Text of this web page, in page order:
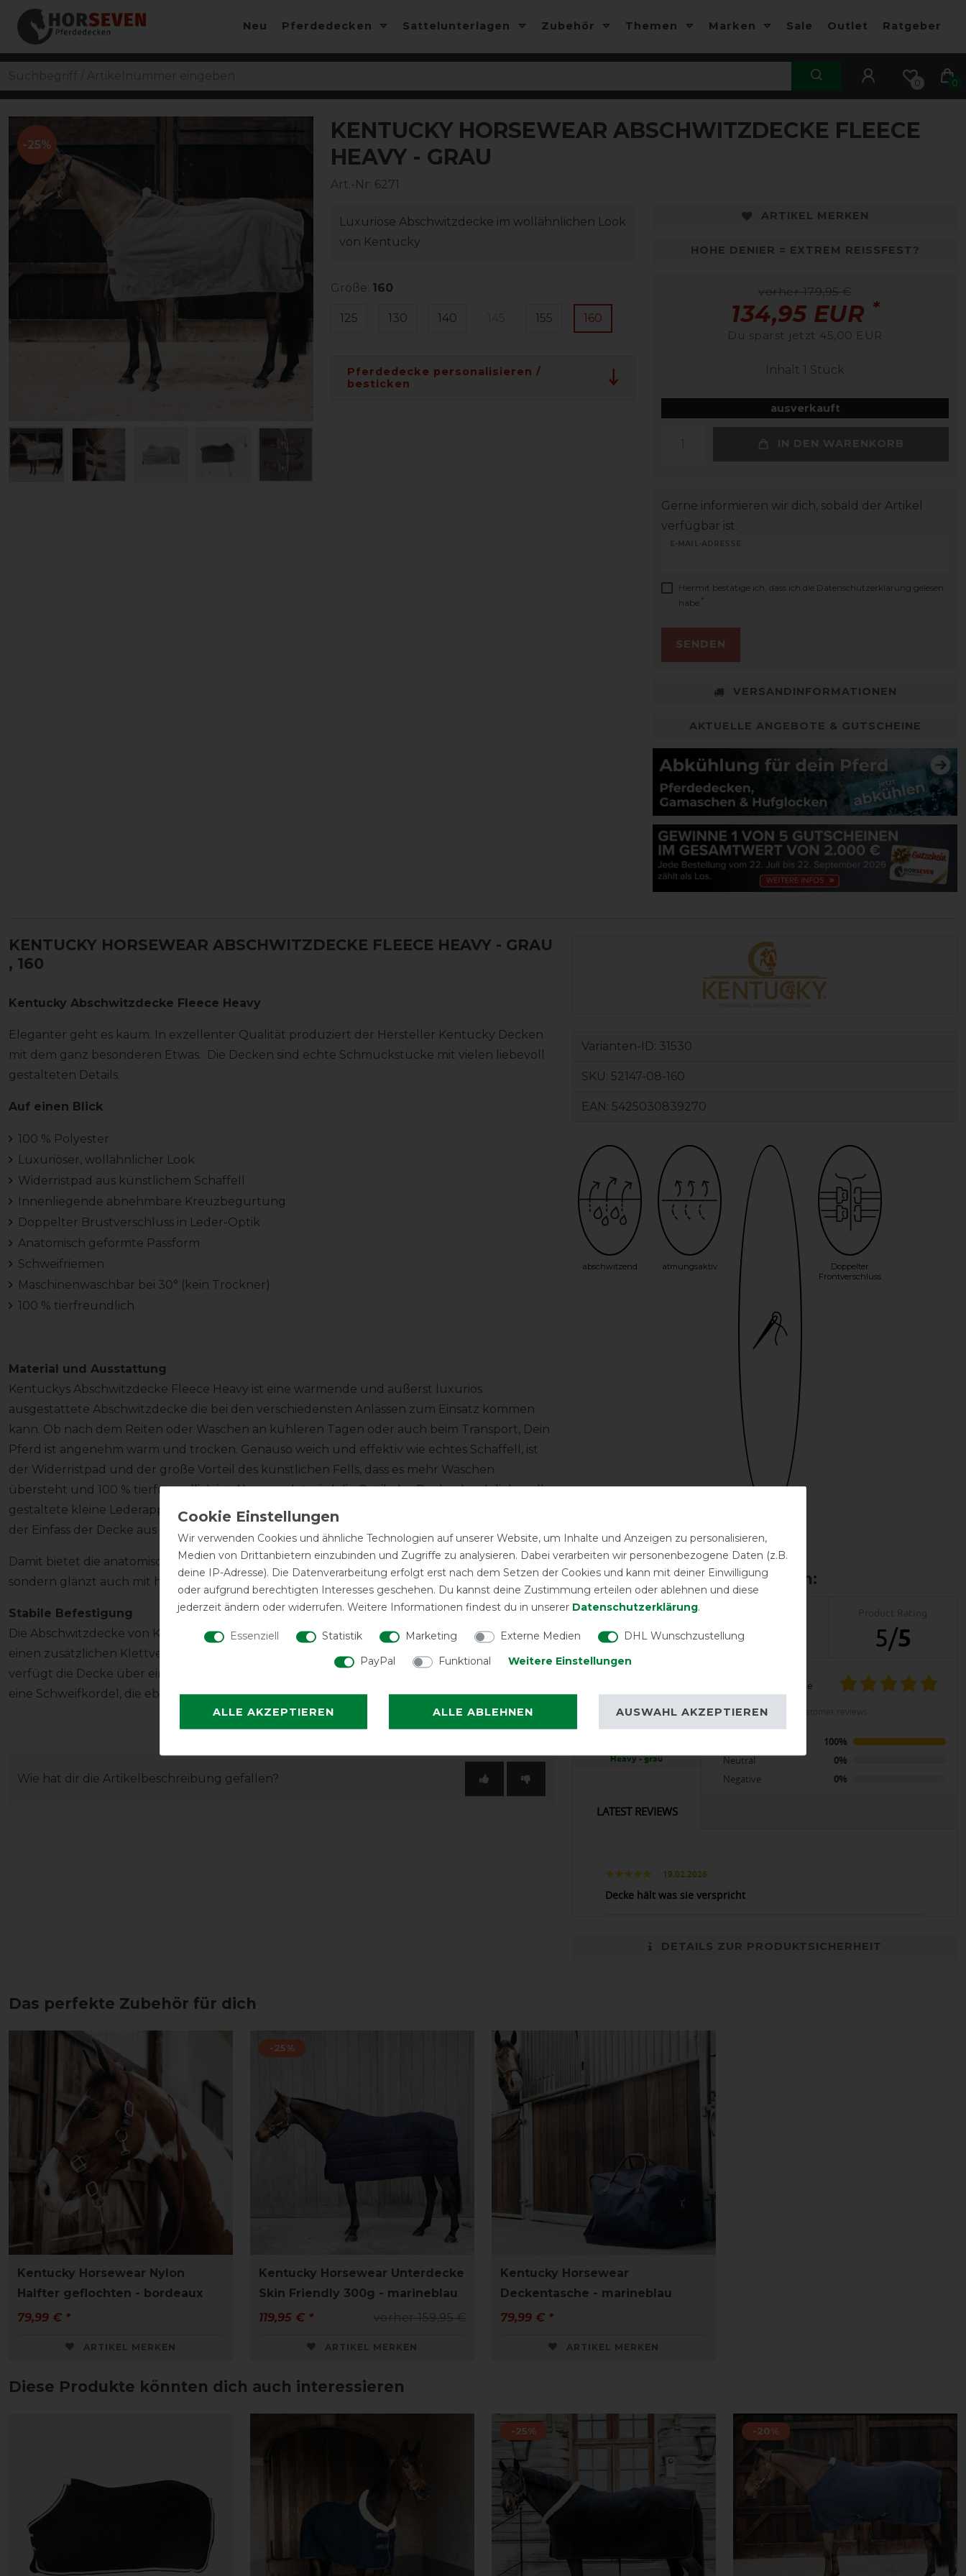
Neu Pferdedecken Sattelunterlagen Zubehör Themen Marken Sale Outlet Ratgeber
0 0
-25%
KENTUCKY HORSEWEAR ABSCHWITZDECKE FLEECE
HEAVY - GRAU
Art.-Nr: 6271
Luxuriöse Abschwitzdecke im wollähnlichen Look
von Kentucky
Größe: 160
125 130 140 155 160
Pferdedecke personalisieren /
besticken
ARTIKEL MERKEN
HOHE DENIER = EXTREM REISSFEST?
vorher 179,95 €
134,95 EUR *
Du sparst jetzt 45,00 EUR
Inhalt 1 Stück
ausverkauft
IN DEN WARENKORB
Gerne informieren wir dich, sobald der Artikel
verfügbar ist.
E-MAIL-ADRESSE
Hiermit bestätige ich, dass ich die Daten­schutz­erklärung gelesen
habe. *
SENDEN
VERSANDINFORMATIONEN
AKTUELLE ANGEBOTE & GUTSCHEINE
KENTUCKY HORSEWEAR ABSCHWITZDECKE FLEECE HEAVY - GRAU
, 160
Kentucky Abschwitzdecke Fleece Heavy
Eleganter geht es kaum. In exzellenter Qualität produziert der Hersteller Kentucky Decken
mit dem ganz besonderen Etwas. Die Decken sind echte Schmuckstücke mit vielen liebevoll
gestalteten Details.
Auf einen Blick
100 % Polyester
Luxuriöser, wollähnlicher Look
Widerristpad aus künstlichem Schaffell
Innenliegende abnehmbare Kreuzbegurtung
Doppelter Brustverschluss in Leder-Optik
Anatomisch geformte Passform
Schweifriemen
Maschinenwaschbar bei 30° (kein Trockner)
100 % tierfreundlich
Material und Ausstattung
Kentuckys Abschwitzdecke Fleece Heavy ist eine wärmende und äußerst luxuriös
ausgestattete Abschwitzdecke die bei den verschiedensten Anlässen zum Einsatz kommen
kann. Ob nach dem Reiten oder Waschen an kühleren Tagen oder auch beim Transport, Dein
Pferd ist angenehm warm und trocken. Genauso weich und effektiv wie echtes Schaffell, ist
der Widerristpad und der große Vorteil des künstlichen Fells, dass es mehr Wäschen
übersteht und 100 % tierfreundlich ist. Abgerundet wird die Optik der Decke durch liebevoll
gestaltete kleine Lederapplikationen an den Brustschnallen, die ebenso hochwertig sind, wie
der Einfass der Decke aus Kunstleder.
Damit bietet die anatomisch geformte Abschwitzdecke nicht nur ein modisches Highlight,
sondern glänzt auch mit hervorragendem Komfort und Funktionalität.
Stabile Befestigung
Die Abschwitzdecke von Kentucky schließt an der Brust über zwei T-Haken Schnallen und
einen zusätzlichen Klettverschluss. Um einen sicheren und komfortablen Sitz zu garantieren
verfügt die Decke über eine verstellbare, abnehmbare, innenliegende Kreuzbegurtung und
eine Schweifkordel, die ebenfalls abnehmbar ist.
Wie hat dir die Artikelbeschreibung gefallen?
Varianten-ID: 31530
SKU: 52147-08-160
EAN: 5425030839270
abschwitzend atmungsaktiv
möglich
Doppelter
Frontverschluss
EXCELLENT
Heavy - grau
5/5
product experience
calculated from 1 customer reviews
100%
Neutral
0%
Negative
0%
LATEST REVIEWS
19.02.2026
Decke hält was sie verspricht
DETAILS ZUR PRODUKTSICHERHEIT
Das perfekte Zubehör für dich
Kentucky Horsewear Nylon
Halfter geflochten - bordeaux
79,99 € *
ARTIKEL MERKEN
-25%
Kentucky Horsewear Unterdecke
Skin Friendly 300g - marineblau
vorher 159,95 €
119,95 € *
ARTIKEL MERKEN
Kentucky Horsewear
Deckentasche - marineblau
79,99 € *
ARTIKEL MERKEN
Diese Produkte könnten dich auch interessieren
-25% -20%
Wir verwenden Cookies und ähnliche Technologien auf unserer Website, um Inhalte und Anzeigen zu personalisieren,
Medien von Drittanbietern einzubinden und Zugriffe zu analysieren. Dabei verarbeiten wir personenbezogene Daten (z.B.
deine IP-Adresse). Die Datenverarbeitung erfolgt erst nach dem Setzen der Cookies und kann mit deiner Einwilligung
oder aufgrund berechtigten Interesses geschehen. Du kannst deine Zustimmung erteilen oder ablehnen und diese
jederzeit ändern oder widerrufen. Weitere Informationen findest du in unserer Daten­schutz­erklärung.
Essenziell Statistik Marketing Externe Medien
DHL Wunschzustellung
PayPal
Funktional Weitere Einstellungen
ALLE AKZEPTIEREN ALLE ABLEHNEN AUSWAHL AKZEPTIEREN